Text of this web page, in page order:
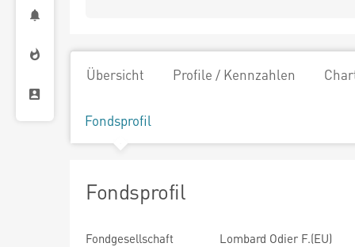
Übersicht Profile / Kennzahlen
Fondsprofil
Fondsprofil
Fondgesellschaft
Lombard Odier F.(EU)